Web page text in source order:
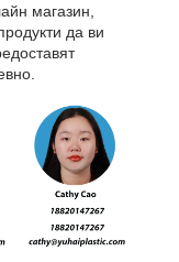
магазин,
да ви